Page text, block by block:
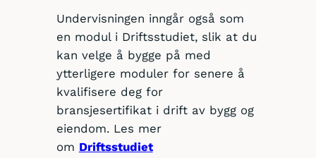
Undervisningen inngår også som
en modul i Driftsstudiet, slik at du
kan velge å bygge på med
ytterligere moduler for senere å
kvalifisere deg for
bransjesertifikat i drift av bygg og
eiendom. Les mer
om Driftsstudiet